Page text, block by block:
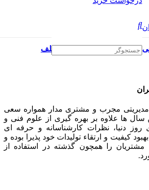
روغن داغ و مدلهای مختلف
مدیریتی مجرب و مشتری مدار همواره سعی
سال ها علاوه بر بهره گیری از علوم فنی و
روز دنیا، نظرات کارشناسانه و حرفه ای
کیفیت و ارتقاء تولیدات خود پذیرا بوده و
مشتریان را همچون گذشته در استفاده از